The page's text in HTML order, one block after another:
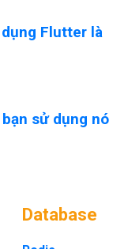
Flutter là
sử dụng nó
Database